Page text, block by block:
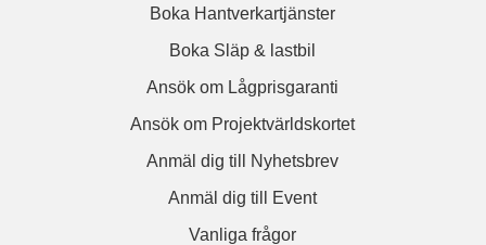
Boka Hantverkartjänster
Boka Släp & lastbil
Ansök om Lågprisgaranti
Ansök om Projektvärldskortet
Anmäl dig till Nyhetsbrev
Anmäl dig till Event
Vanliga frågor